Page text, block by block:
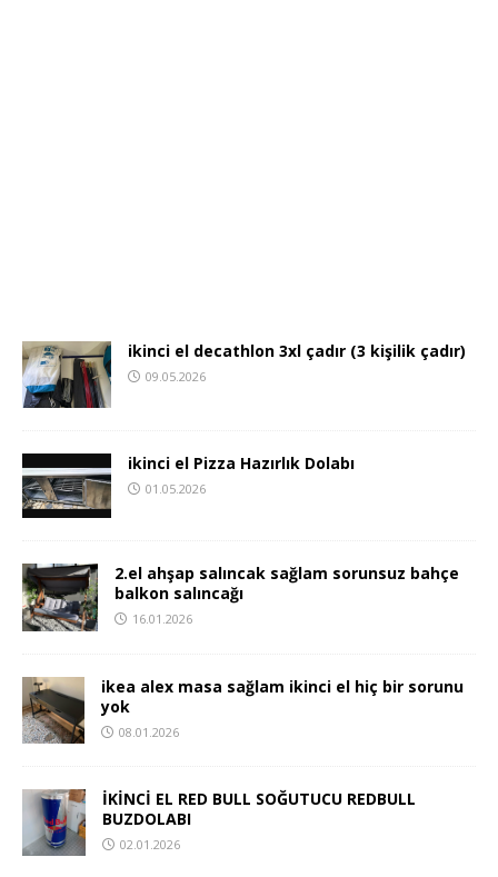
ikinci el decathlon 3xl çadır (3 kişilik çadır)
09.05.2026
ikinci el Pizza Hazırlık Dolabı
01.05.2026
2.el ahşap salıncak sağlam sorunsuz bahçe
balkon salıncağı
16.01.2026
ikea alex masa sağlam ikinci el hiç bir sorunu
yok
08.01.2026
İKİNCİ EL RED BULL SOĞUTUCU REDBULL
BUZDOLABI
02.01.2026